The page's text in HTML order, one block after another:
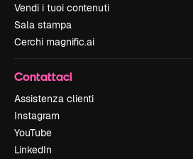
Vendi i tuoi contenuti
Sala stampa
Cerchi magnific.ai
Contattaci
Assistenza clienti
Instagram
YouTube
LinkedIn